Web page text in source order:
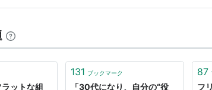
ラットな組
131 ブックマーク
「30代になり、自分の“役
87
フ